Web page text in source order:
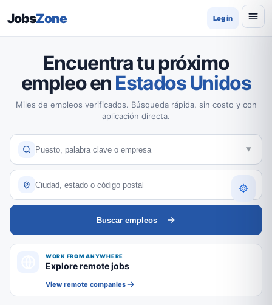
JobsZone Log in
Encuentra tu próximo
empleo en Estados Unidos
Miles de empleos verificados. Búsqueda rápida, sin costo y con
aplicación directa.
Buscar empleos
WORK FROM ANYWHERE
Explore remote jobs
View remote companies